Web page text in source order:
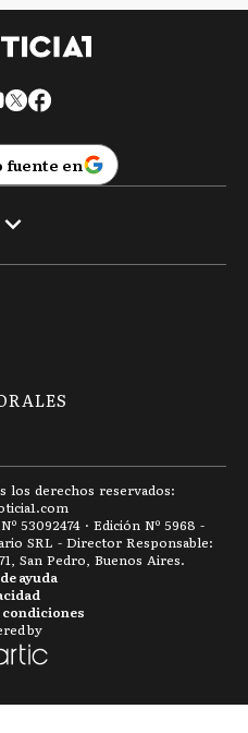
fuente en
los derechos reservados:
53092474 · Edición Nº 5968 -
SRL - Director Responsable:
San Pedro, Buenos Aires.
ayuda
by